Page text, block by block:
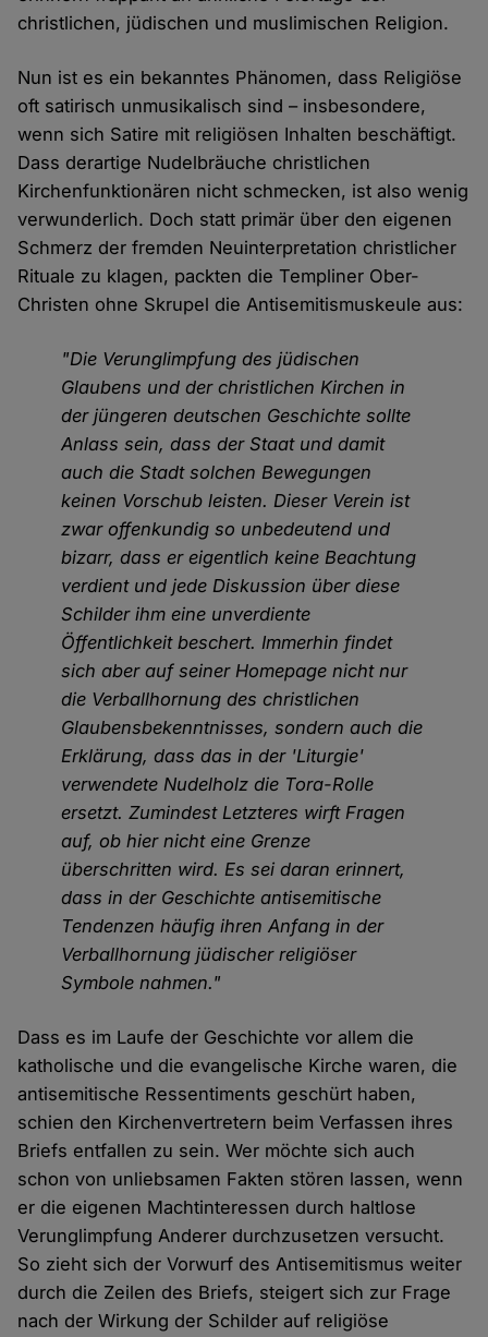
christlichen, jüdischen und muslimischen Religion.
Nun ist es ein bekanntes Phänomen, dass Religiöse
oft satirisch unmusikalisch sind – insbesondere,
wenn sich Satire mit religiösen Inhalten beschäftigt.
Dass derartige Nudelbräuche christlichen
Kirchenfunktionären nicht schmecken, ist also wenig
verwunderlich. Doch statt primär über den eigenen
Schmerz der fremden Neuinterpretation christlicher
Rituale zu klagen, packten die Templiner Ober-
Christen ohne Skrupel die Antisemitismuskeule aus:
"Die Verunglimpfung des jüdischen
Glaubens und der christlichen Kirchen in
der jüngeren deutschen Geschichte sollte
Anlass sein, dass der Staat und damit
auch die Stadt solchen Bewegungen
keinen Vorschub leisten. Dieser Verein ist
zwar offenkundig so unbedeutend und
bizarr, dass er eigentlich keine Beachtung
verdient und jede Diskussion über diese
Schilder ihm eine unverdiente
Öffentlichkeit beschert. Immerhin findet
sich aber auf seiner Homepage nicht nur
die Verballhornung des christlichen
Glaubensbekenntnisses, sondern auch die
Erklärung, dass das in der 'Liturgie'
verwendete Nudelholz die Tora-Rolle
ersetzt. Zumindest Letzteres wirft Fragen
auf, ob hier nicht eine Grenze
überschritten wird. Es sei daran erinnert,
dass in der Geschichte antisemitische
Tendenzen häufig ihren Anfang in der
Verballhornung jüdischer religiöser
Symbole nahmen."
Dass es im Laufe der Geschichte vor allem die
katholische und die evangelische Kirche waren, die
antisemitische Ressentiments geschürt haben,
schien den Kirchenvertretern beim Verfassen ihres
Briefs entfallen zu sein. Wer möchte sich auch
schon von unliebsamen Fakten stören lassen, wenn
er die eigenen Machtinteressen durch haltlose
Verunglimpfung Anderer durchzusetzen versucht.
So zieht sich der Vorwurf des Antisemitismus weiter
durch die Zeilen des Briefs, steigert sich zur Frage
nach der Wirkung der Schilder auf religiöse